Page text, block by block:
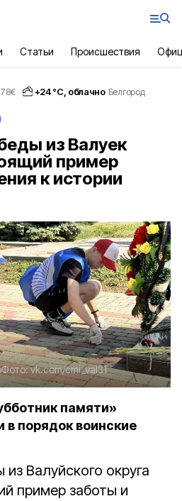
Статьи Происшествия
€ +24°С, облачно Белгород
из Валуек
пример
к истории
Фото:vk.com/cmi_val31
памяти»
в порядок воинские
Валуйского округа
пример заботы и